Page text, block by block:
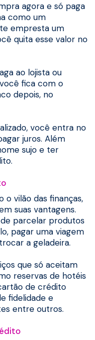
agora e só paga
como um
empresta um
quita esse valor no
ao lojista ou
fica com o
depois, no
você entra no
juros. Além
sujo e ter
vilão das finanças,
suas vantagens.
parcelar produtos
pagar uma viagem
a geladeira.
que só aceitam
reservas de hotéis
de crédito
fidelidade e
entre outros.